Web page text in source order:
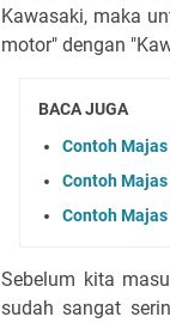
Kawasaki, maka
motor" dengan
BACA JUGA
Contoh
Contoh
Contoh
Sebelum kita
sudah sangat